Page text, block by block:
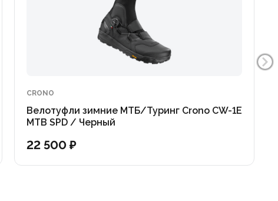
CRONO
Велотуфли зимние МТБ/Туринг Crono CW-1E
MTB SPD / Черный
22 500 ₽